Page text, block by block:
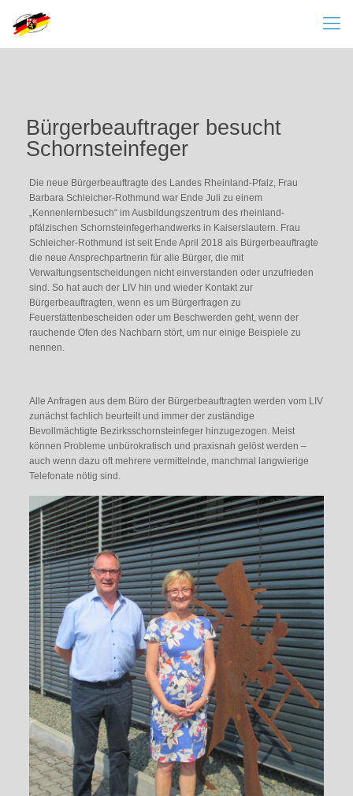
Bürgerbeauftrager besucht
Schornsteinfeger
Die neue Bürgerbeauftragte des Landes Rheinland-Pfalz, Frau
Barbara Schleicher-Rothmund war Ende Juli zu einem
„Kennenlernbesuch“ im Ausbildungszentrum des rheinland-
pfälzischen Schornsteinfegerhandwerks in Kaiserslautern. Frau
Schleicher-Rothmund ist seit Ende April 2018 als Bürgerbeauftragte
die neue Ansprechpartnerin für alle Bürger, die mit
Verwaltungsentscheidungen nicht einverstanden oder unzufrieden
sind. So hat auch der LIV hin und wieder Kontakt zur
Bürgerbeauftragten, wenn es um Bürgerfragen zu
Feuerstättenbescheiden oder um Beschwerden geht, wenn der
rauchende Ofen des Nachbarn stört, um nur einige Beispiele zu
nennen.
Alle Anfragen aus dem Büro der Bürgerbeauftragten werden vom LIV
zunächst fachlich beurteilt und immer der zuständige
Bevollmächtigte Bezirksschornsteinfeger hinzugezogen. Meist
können Probleme unbürokratisch und praxisnah gelöst werden –
auch wenn dazu oft mehrere vermittelnde, manchmal langwierige
Telefonate nötig sind.